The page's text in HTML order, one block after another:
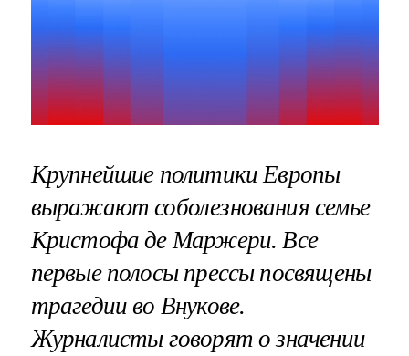
Крупнейшие политики Европы
выражают соболезнования семье
Кристофа де Маржери. Все
первые полосы прессы посвящены
трагедии во Внукове.
Журналисты говорят о значении